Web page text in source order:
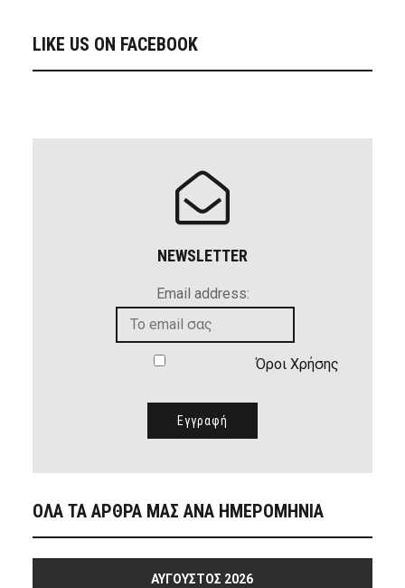
LIKE US ON FACEBOOK
NEWSLETTER
Email address:
Όροι Χρήσης
ΟΛΑ ΤΑ ΑΡΘΡΑ ΜΑΣ ΑΝΑ ΗΜΕΡΟΜΗΝΙΑ
ΑΎΓΟΥΣΤΟΣ 2026